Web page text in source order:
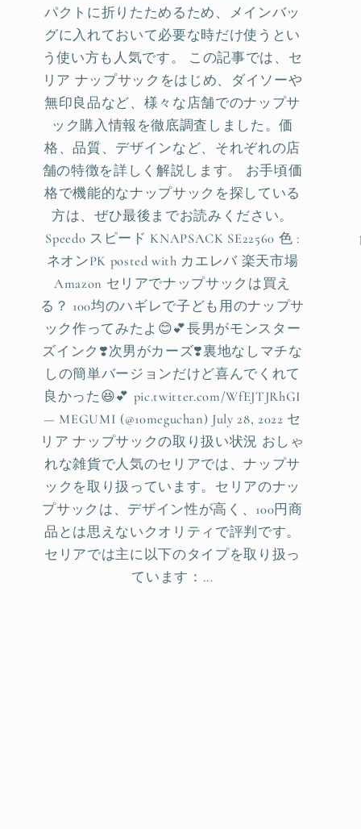
パクトに折りたためるため、メインバッ
グに入れておいて必要な時だけ使うとい
う使い方も人気です。 この記事では、セ
リア ナップサックをはじめ、ダイソーや
無印良品など、様々な店舗でのナップサ
ック購入情報を徹底調査しました。価
格、品質、デザインなど、それぞれの店
舗の特徴を詳しく解説します。 お手頃価
格で機能的なナップサックを探している
方は、ぜひ最後までお読みください。
Speedo スピード KNAPSACK SE22560 色 :
ネオンPK posted with カエレバ 楽天市場
Amazon セリアでナップサックは買え
る？ 100均のハギレで子ども用のナップサ
ック作ってみたよ😊💕長男がモンスター
ズインク❣️次男がカーズ❣️裏地なしマチな
しの簡単バージョンだけど喜んでくれて
良かった😆💕 pic.twitter.com/WfEJTJRhGI
— MEGUMI (@10meguchan) July 28, 2022 セ
リア ナップサックの取り扱い状況 おしゃ
れな雑貨で人気のセリアでは、ナップサ
ックを取り扱っています。セリアのナッ
プサックは、デザイン性が高く、100円商
品とは思えないクオリティで評判です。
セリアでは主に以下のタイプを取り扱っ
ています：...